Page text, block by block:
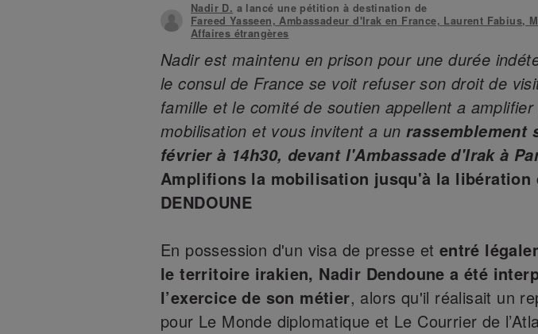
Nadir D. a lancé une pétition à destination de
Fareed Yasseen, Ambassadeur d'Irak en France, Laurent Fabius,
Affaires étrangères
Nadir est maintenu en prison pour une durée
le consul de France se voit refuser son droit de
famille et le comité de soutien appellent a amplifier
mobilisation et vous invitent a un rassemblement
février à 14h30, devant l'Ambassade d'Irak à
Amplifions la mobilisation jusqu'à la libération
DENDOUNE
En possession d'un visa de presse et entré
le territoire irakien, Nadir Dendoune a été
l’exercice de son métier, alors qu'il réalisait un
pour Le Monde diplomatique et Le Courrier de